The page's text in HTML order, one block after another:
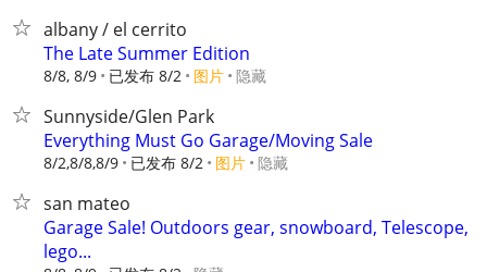
albany / el cerrito
The Late Summer Edition
8/8, 8/9 已发布 8/2 图片 隐藏
Sunnyside/Glen Park
Everything Must Go Garage/Moving Sale
8/2,8/8,8/9 已发布 8/2 图片 隐藏
san mateo
Garage Sale! Outdoors gear, snowboard, Telescope,
lego...